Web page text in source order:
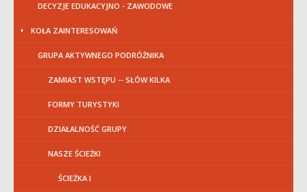
DECYZJE EDUKACYJNO - ZAWODOWE
KOŁA ZAINTERESOWAŃ
GRUPA AKTYWNEGO PODRÓŻNIKA
ZAMIAST WSTĘPU -- SŁÓW KILKA
FORMY TURYSTYKI
DZIAŁALNOŚĆ GRUPY
NASZE ŚCIEŻKI
ŚCIEŻKA I